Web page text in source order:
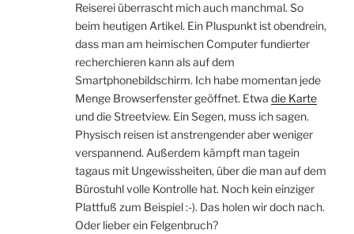
Reiserei überrascht mich auch manchmal. So
beim heutigen Artikel. Ein Pluspunkt ist obendrein,
dass man am heimischen Computer fundierter
recherchieren kann als auf dem
Smartphonebildschirm. Ich habe momentan jede
Menge Browserfenster geöffnet. Etwa die Karte
und die Streetview. Ein Segen, muss ich sagen.
Physisch reisen ist anstrengender aber weniger
verspannend. Außerdem kämpft man tagein
tagaus mit Ungewissheiten, über die man auf dem
Bürostuhl volle Kontrolle hat. Noch kein einziger
Plattfuß zum Beispiel :-). Das holen wir doch nach.
Oder lieber ein Felgenbruch?